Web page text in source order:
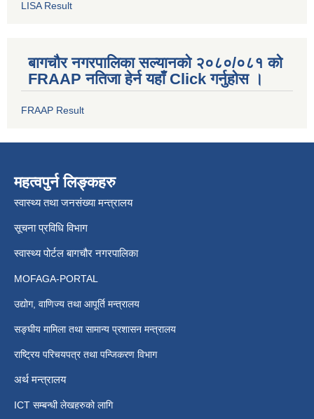
LISA Result
बागचौर नगरपालिका सल्यानको २०८०/०८१ को
FRAAP नतिजा हेर्न यहाँ Click गर्नुहोस ।
FRAAP Result
महत्वपुर्न लिङ्कहरु
स्वास्थ्य तथा जनसंख्या मन्त्रालय
सूचना प्रविधि विभाग
स्वास्थ्य पोर्टल बागचौर नगरपालिका
MOFAGA-PORTAL
उद्योग, वाणिज्य तथा आपूर्ति मन्त्रालय
सङ्घीय मामिला तथा सामान्य प्रशासन मन्त्रालय
राष्ट्रिय परिचयपत्र तथा पन्जिकरण विभाग
अर्थ मन्त्रालय
ICT सम्बन्धी लेखहरुको लागि